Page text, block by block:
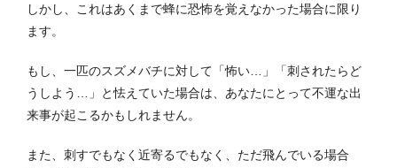
しかし、これはあくまで蜂に恐怖を覚えなかった場合に限り
ます。
もし、一匹のスズメバチに対して「怖い…」「刺されたらど
うしよう…」と怯えていた場合は、あなたにとって不運な出
来事が起こるかもしれません。
また、刺すでもなく近寄るでもなく、ただ飛んでいる場合